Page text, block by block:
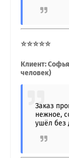
⭐⭐⭐⭐⭐
Клиент:
человек)
Заказ
нежное,
ушёл без